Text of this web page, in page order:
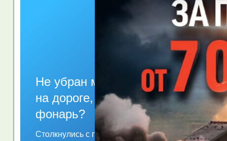
Не убран мусор, яма
на дороге, не горит
фонарь?
Столкнулись с проблемой —